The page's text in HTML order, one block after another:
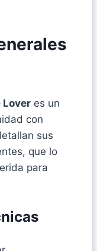
Lover es un
con
sus
que lo
para